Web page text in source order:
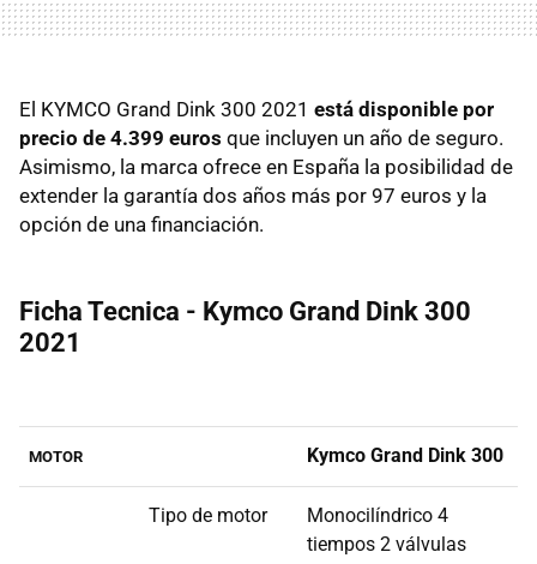
El KYMCO Grand Dink 300 2021 está disponible por
precio de 4.399 euros que incluyen un año de seguro.
Asimismo, la marca ofrece en España la posibilidad de
extender la garantía dos años más por 97 euros y la
opción de una financiación.
Ficha Tecnica - Kymco Grand Dink 300
2021
MOTOR Kymco Grand Dink 300
Tipo de motor
Monocilíndrico 4
tiempos 2 válvulas